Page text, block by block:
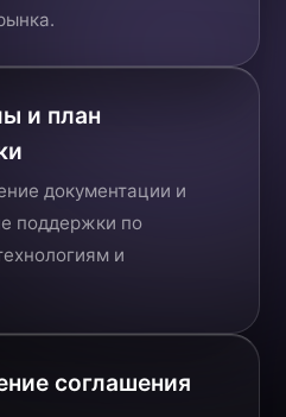
и план
документации и
поддержки по
и
соглашения